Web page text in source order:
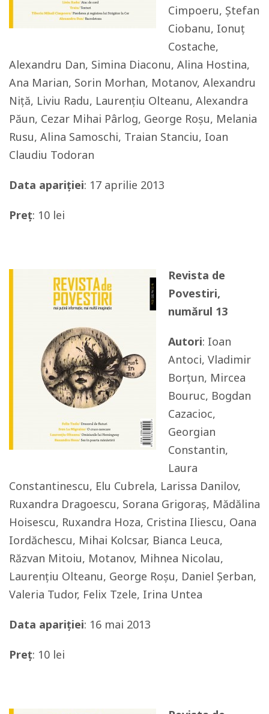
Cimpoeru, Ștefan
Ciobanu, Ionuț
Costache,
Alexandru Dan, Simina Diaconu, Alina Hostina,
Ana Marian, Sorin Morhan, Motanov, Alexandru
Niță, Liviu Radu, Laurențiu Olteanu, Alexandra
Păun, Cezar Mihai Pârlog, George Roșu, Melania
Rusu, Alina Samoschi, Traian Stanciu, Ioan
Claudiu Todoran
Data apariției: 17 aprilie 2013
Preț: 10 lei
Revista de
Povestiri,
numărul 13
Autori: Ioan
Antoci, Vladimir
Borțun, Mircea
Bouruc, Bogdan
Cazacioc,
Georgian
Constantin,
Laura
Constantinescu, Elu Cubrela, Larissa Danilov,
Ruxandra Dragoescu, Sorana Grigoraș, Mădălina
Hoisescu, Ruxandra Hoza, Cristina Iliescu, Oana
Iordăchescu, Mihai Kolcsar, Bianca Leuca,
Răzvan Mitoiu, Motanov, Mihnea Nicolau,
Laurențiu Olteanu, George Roșu, Daniel Șerban,
Valeria Tudor, Felix Tzele, Irina Untea
Data apariției: 16 mai 2013
Preț: 10 lei